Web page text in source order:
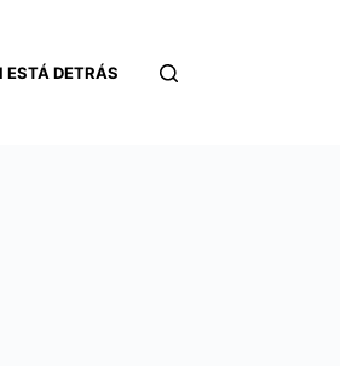
ESTÁ DETRÁS CONTACTO